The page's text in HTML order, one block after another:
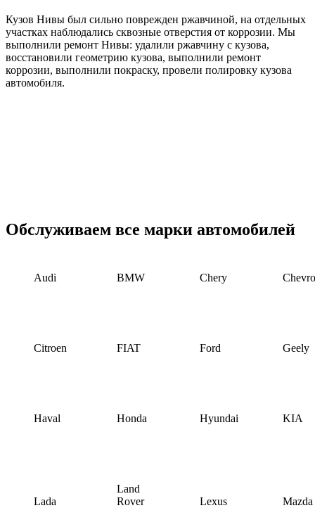
Кузов Нивы был сильно поврежден ржавчиной, на отдельных
участках наблюдались сквозные отверстия от коррозии. Мы
выполнили ремонт Нивы: удалили ржавчину с кузова,
восстановили геометрию кузова, выполнили ремонт
коррозии, выполнили покраску, провели полировку кузова
автомобиля.
Обслуживаем все марки автомобилей
Audi BMW Chery
Citroen FIAT Ford Geely
Haval Honda Hyundai KIA
Lada
Land
Rover
Lexus Mazda